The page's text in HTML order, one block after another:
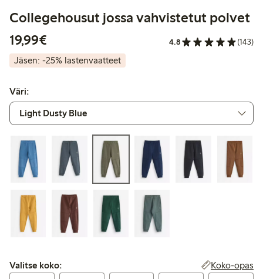
Collegehousut jossa vahvistetut polvet
19,99€
4.8 (143)
Jäsen: -25% lastenvaatteet
Väri:
Valitse koko:
Valitse koko: Koko-opas